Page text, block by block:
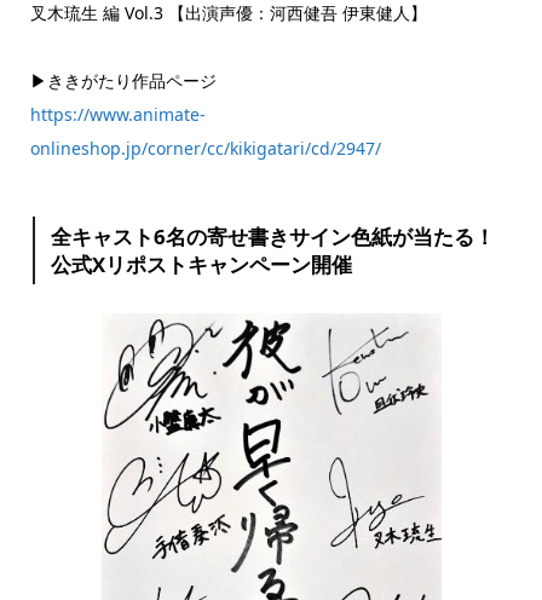
叉木琉生 編 Vol.3 【出演声優：河西健吾 伊東健人】
▶︎ききがたり作品ページ
https://www.animate-
onlineshop.jp/corner/cc/kikigatari/cd/2947/
全キャスト6名の寄せ書きサイン色紙が当たる！
公式Xリポストキャンペーン開催